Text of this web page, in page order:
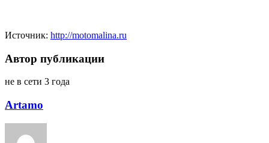
Источник: http://motomalina.ru
Автор публикации
не в сети 3 года
Artamo